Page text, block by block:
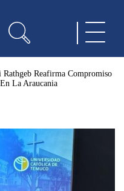
Rathgeb Reafirma Compromiso
La Araucania